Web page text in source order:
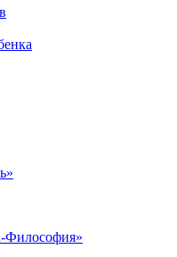
Философия»